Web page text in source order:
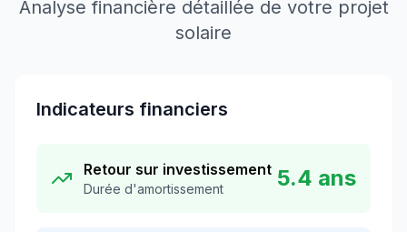
Analyse financière détaillée de votre projet
solaire
Indicateurs financiers
Retour sur investissement
Durée d'amortissement 5.4 ans